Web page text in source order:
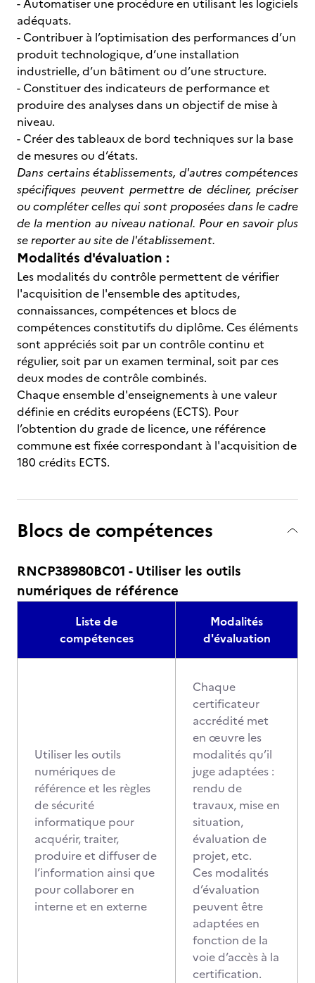
- Automatiser une procédure en utilisant les logiciels
adéquats.
- Contribuer à l’optimisation des performances d’un
produit technologique, d’une installation
industrielle, d’un bâtiment ou d’une structure.
- Constituer des indicateurs de performance et
produire des analyses dans un objectif de mise à
niveau.
- Créer des tableaux de bord techniques sur la base
de mesures ou d’états.
Dans certains établissements, d'autres compétences
spécifiques peuvent permettre de décliner, préciser
ou compléter celles qui sont proposées dans le cadre
de la mention au niveau national. Pour en savoir plus
se reporter au site de l'établissement.
Modalités d'évaluation :
Les modalités du contrôle permettent de vérifier
l'acquisition de l'ensemble des aptitudes,
connaissances, compétences et blocs de
compétences constitutifs du diplôme. Ces éléments
sont appréciés soit par un contrôle continu et
régulier, soit par un examen terminal, soit par ces
deux modes de contrôle combinés.
Chaque ensemble d'enseignements à une valeur
définie en crédits européens (ECTS). Pour
l’obtention du grade de licence, une référence
commune est fixée correspondant à l'acquisition de
180 crédits ECTS.
Blocs de compétences
RNCP38980BC01 - Utiliser les outils
numériques de référence
Liste de
compétences
Modalités
d'évaluation
Utiliser les outils
numériques de
référence et les règles
de sécurité
informatique pour
acquérir, traiter,
produire et diffuser de
l’information ainsi que
pour collaborer en
interne et en externe
Chaque
certificateur
accrédité met
en œuvre les
modalités qu’il
juge adaptées :
rendu de
travaux, mise en
situation,
évaluation de
projet, etc.
Ces modalités
d’évaluation
peuvent être
adaptées en
fonction de la
voie d’accès à la
certification.